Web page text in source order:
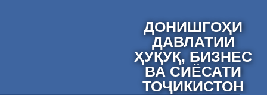
ДОНИШГОҲИ
ДАВЛАТИИ
ҲУҚУҚ, БИЗНЕС
ВА СИЁСАТИ
ТОҶИКИСТОН